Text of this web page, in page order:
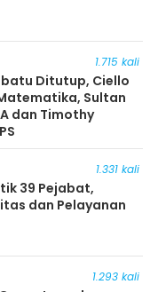
1.715 kali
Ditutup, Ciello
Sultan
dan Timothy
1.331 kali
39 Pejabat,
dan Pelayanan
1.293 kali